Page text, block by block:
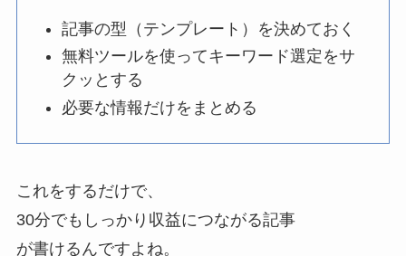
記事の型（テンプレート）を決めておく
無料ツールを使ってキーワード選定をサ
クッとする
必要な情報だけをまとめる
これをするだけで、
30分でもしっかり収益につながる記事
が書けるんですよね。